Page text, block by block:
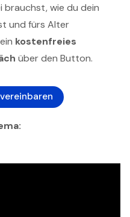
brauchst, wie du dein
und fürs Alter
kostenfreies
über den Button.